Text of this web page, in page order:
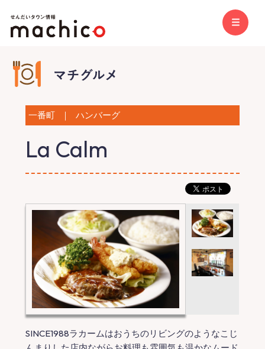
一番町 ｜ ハンバーグ
La Calm
SINCE1988ラカームはおうちのリビングのようなこじ